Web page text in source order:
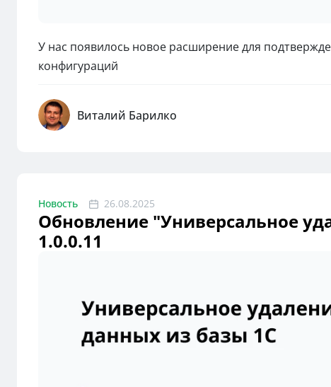
У нас появилось новое расширение для
конфигураций
Виталий Барилко
Новость 26.08.2025
Обновление "Универсальное
1.0.0.11